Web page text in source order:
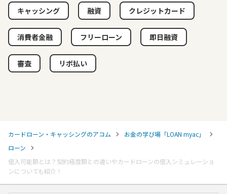
キャッシング 融資 クレジットカード
消費者金融 フリーローン 即日融資
審査 リボ払い
カードローン・キャッシングのアコム
お金の学び場「LOAN myac」
ローン
借入可能額とは？契約極度額との違いやカードローンの借入シミュレーショ
ンについても紹介！